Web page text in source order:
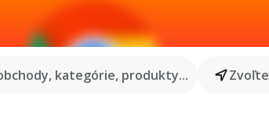
kategórie, produkty...